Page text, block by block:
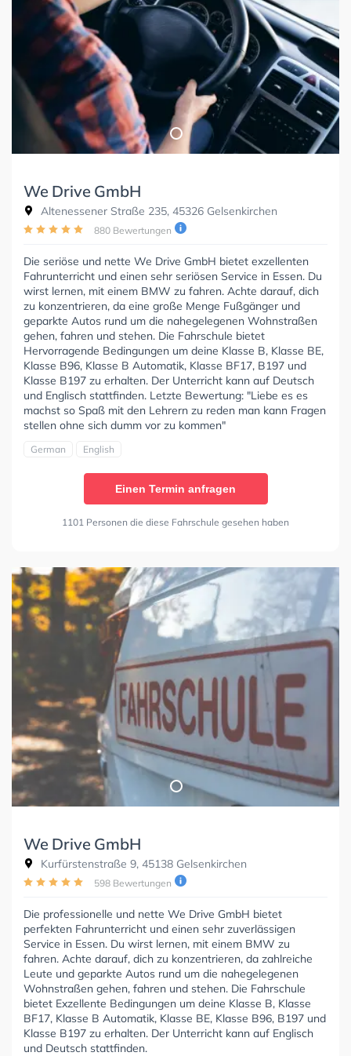
We Drive GmbH
Altenessener Straße 235, 45326 Gelsenkirchen
880 Bewertungen
Die seriöse und nette We Drive GmbH bietet exzellenten
Fahrunterricht und einen sehr seriösen Service in Essen. Du
wirst lernen, mit einem BMW zu fahren. Achte darauf, dich
zu konzentrieren, da eine große Menge Fußgänger und
geparkte Autos rund um die nahegelegenen Wohnstraßen
gehen, fahren und stehen. Die Fahrschule bietet
Hervorragende Bedingungen um deine Klasse B, Klasse BE,
Klasse B96, Klasse B Automatik, Klasse BF17, B197 und
Klasse B197 zu erhalten. Der Unterricht kann auf Deutsch
und Englisch stattfinden. Letzte Bewertung: "Liebe es es
machst so Spaß mit den Lehrern zu reden man kann Fragen
stellen ohne sich dumm vor zu kommen"
German English
Einen Termin anfragen
1101 Personen die diese Fahrschule gesehen haben
We Drive GmbH
Kurfürstenstraße 9, 45138 Gelsenkirchen
598 Bewertungen
Die professionelle und nette We Drive GmbH bietet
perfekten Fahrunterricht und einen sehr zuverlässigen
Service in Essen. Du wirst lernen, mit einem BMW zu
fahren. Achte darauf, dich zu konzentrieren, da zahlreiche
Leute und geparkte Autos rund um die nahegelegenen
Wohnstraßen gehen, fahren und stehen. Die Fahrschule
bietet Exzellente Bedingungen um deine Klasse B, Klasse
BF17, Klasse B Automatik, Klasse BE, Klasse B96, B197 und
Klasse B197 zu erhalten. Der Unterricht kann auf Englisch
und Deutsch stattfinden.